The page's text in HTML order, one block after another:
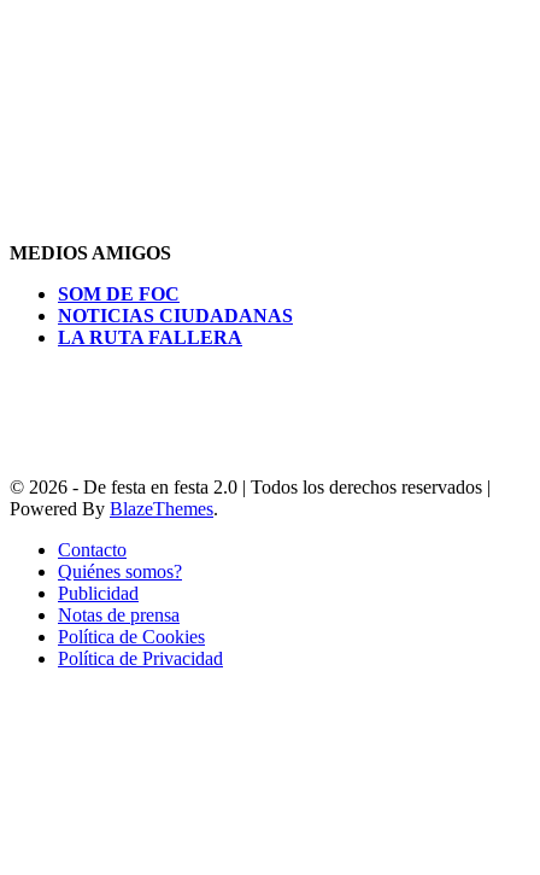
MEDIOS AMIGOS
SOM DE FOC
NOTICIAS CIUDADANAS
LA RUTA FALLERA
© 2026 - De festa en festa 2.0 | Todos los derechos reservados |
Powered By BlazeThemes.
Contacto
Quiénes somos?
Publicidad
Notas de prensa
Política de Cookies
Política de Privacidad